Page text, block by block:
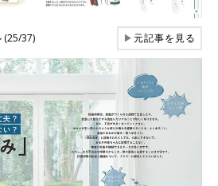
(25/37) ▶元記事を見る